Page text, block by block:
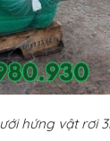
hứng vật rơi